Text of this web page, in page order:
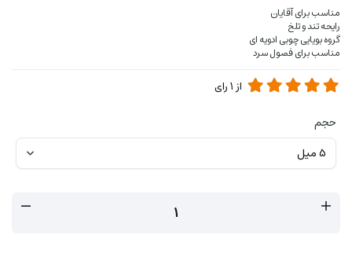
مناسب برای آقایان
رایحه تند و تلخ
گروه بویایی چوبی ادویه ای
مناسب برای فصول سرد
از 1رای
حجم